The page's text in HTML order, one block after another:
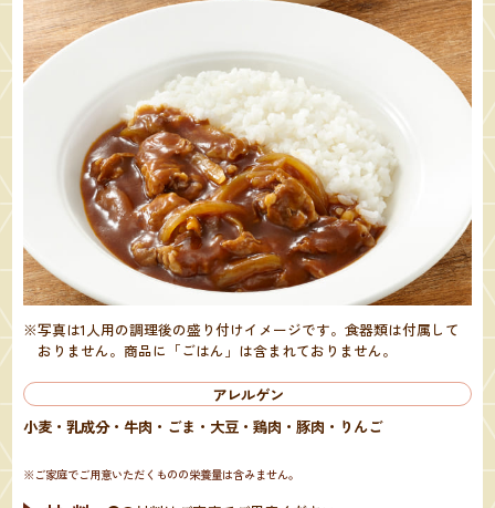
アレルゲン
小麦・乳成分・牛肉・ごま・大豆・鶏肉・豚肉・りんご
※ご家庭でご用意いただくものの栄養量は含みません。
※写真は1人用の調理後の盛り付けイメージです。食器類は付属して
おりません。 商品に「ごはん」は含まれておりません。